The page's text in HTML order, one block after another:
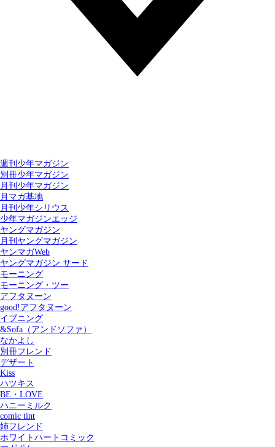
週刊少年マガジン
別冊少年マガジン
月刊少年マガジン
月マガ基地
月刊少年シリウス
少年マガジンエッジ
ヤングマガジン
月刊ヤングマガジン
ヤンマガWeb
ヤングマガジン サード
モーニング
モーニング・ツー
アフタヌーン
good!アフタヌーン
イブニング
&Sofa（アンドソファ）
なかよし
別冊フレンド
デザート
Kiss
ハツキス
BE・LOVE
ハニーミルク
comic tint
姉フレンド
ホワイトハートコミック